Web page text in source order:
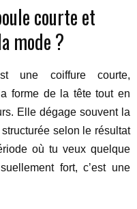
courte et
mode ?
une coiffure courte,
forme de la tête tout en
Elle dégage souvent la
selon le résultat
où tu veux quelque
fort, c’est une